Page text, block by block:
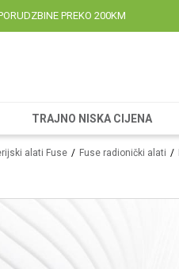
PREKO 200KM
TRAJNO NISKA CIJENA
alati Fuse Fuse radionički alati